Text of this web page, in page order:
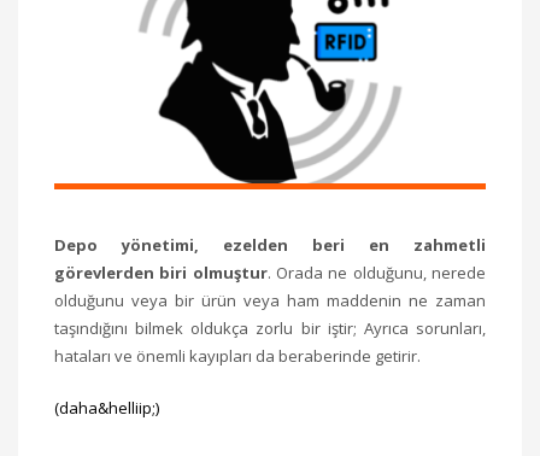
Depo yönetimi, ezelden beri en zahmetli
görevlerden biri olmuştur. Orada ne olduğunu, nerede
olduğunu veya bir ürün veya ham maddenin ne zaman
taşındığını bilmek oldukça zorlu bir iştir; Ayrıca sorunları,
hataları ve önemli kayıpları da beraberinde getirir.
(daha&helliip;)